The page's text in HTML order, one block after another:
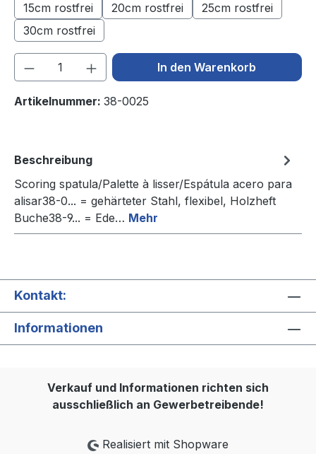
15cm rostfrei
(Diese Option ist zurzeit nicht verfügbar.)
20cm rostfrei
(Diese Option ist zurzeit nicht
25cm rostfrei
(Diese Option
30cm rostfrei
(Diese Option ist zurzeit nicht verfügbar.)
Produkt Anzahl: Gib denIn den Warenkorb
Artikelnummer: 38-0025
Beschreibung
Scoring spatula/Palette à lisser/Espátula acero para
alisar38-0... = gehärteter Stahl, flexibel, Holzheft
Buche38-9... = Ede… Mehr
Kontakt:
Informationen
Verkauf und Informationen richten sich
ausschließlich an Gewerbetreibende!
Realisiert mit Shopware